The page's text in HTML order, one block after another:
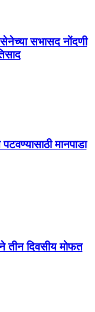
सेनेच्या सभासद नोंदणी
मानपाडा
तीन दिवसीय मोफत